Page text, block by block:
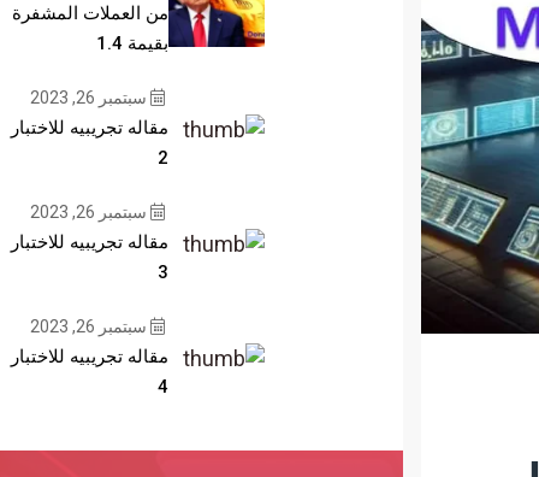
من العملات المشفرة
بقيمة 1.4
سبتمبر 26, 2023
مقاله تجريبيه للاختبار
2
سبتمبر 26, 2023
مقاله تجريبيه للاختبار
3
سبتمبر 26, 2023
مقاله تجريبيه للاختبار
4